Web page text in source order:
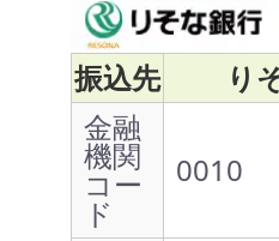
振込先
り
金融
機関
コー
ド
0010